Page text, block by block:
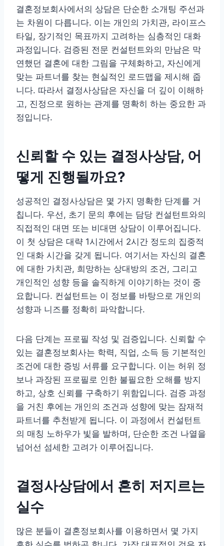
결혼정보회사에서의 상담은 단순한 소개팅 주선과
는 차원이 다릅니다. 이는 개인의 가치관, 라이프스
타일, 장기적인 목표까지 고려하는 심층적인 대화
과정입니다. 검증된 전문 컨설턴트와의 만남은 막
연했던 결혼에 대한 그림을 구체화하고, 자신에게
맞는 파트너를 찾는 현실적인 로드맵을 제시해 줍
니다. 따라서 결정사상담은 자신을 더 깊이 이해하
고, 진정으로 원하는 관계를 명확히 하는 중요한 과
정입니다.
신뢰할 수 있는 결정사상담, 어
떻게 진행될까요?
성공적인 결정사상담은 몇 가지 명확한 단계를 거
칩니다. 우선, 초기 문의 후에는 담당 컨설턴트와의
직접적인 대면 또는 비대면 상담이 이루어집니다.
이 첫 상담은 대략 1시간에서 2시간 정도의 집중적
인 대화 시간을 갖게 됩니다. 여기서는 자신의 결혼
에 대한 가치관, 희망하는 상대방의 조건, 그리고
개인적인 성향 등을 솔직하게 이야기하는 것이 중
요합니다. 컨설턴트는 이 정보를 바탕으로 개인의
성향과 니즈를 정확히 파악합니다.
다음 단계는 프로필 작성 및 검증입니다. 신뢰할 수
있는 결혼정보회사는 학력, 직업, 소득 등 기본적인
조건에 대한 증빙 서류를 요구합니다. 이는 허위 정
보나 과장된 프로필로 인한 불필요한 오해를 방지
하고, 상호 신뢰를 구축하기 위함입니다. 검증 과정
을 거친 후에는 개인의 조건과 성향에 맞는 잠재적
파트너를 추천받게 됩니다. 이 과정에서 컨설턴트
의 매칭 노하우가 빛을 발하며, 단순한 조건 나열을
넘어선 섬세한 고려가 이루어집니다.
결정사상담에서 흔히 저지르는
실수
많은 분들이 결혼정보회사를 이용하면서 몇 가지